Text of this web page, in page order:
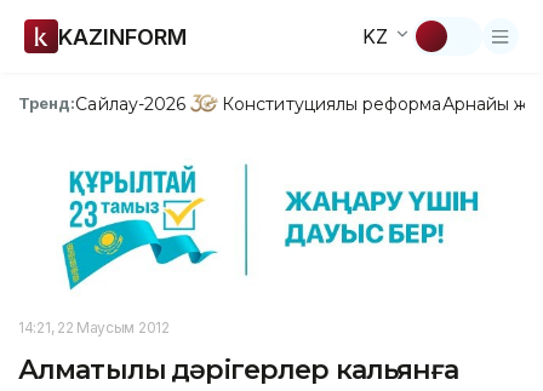
KAZINFORM KZ
Тренд:Сайлау-2026 Конституциялық реформаАрнайы
14:21, 22 Маусым 2012
Алматылық дәрігерлер кальянға